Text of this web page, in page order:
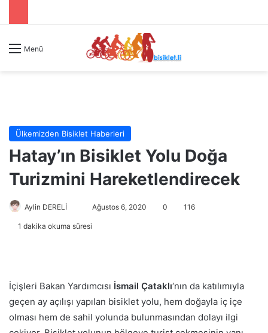
Menü
Ülkemizden Bisiklet Haberleri
Hatay’ın Bisiklet Yolu Doğa
Turizmini Hareketlendirecek
Aylin DERELİ
s
t
Ağustos 6, 2020 0 116
1 dakika okuma süresi
İçişleri Bakan Yardımcısı İsmail Çataklı‘nın da katılımıyla
geçen ay açılışı yapılan bisiklet yolu, hem doğayla iç içe
olması hem de sahil yolunda bulunmasından dolayı ilgi